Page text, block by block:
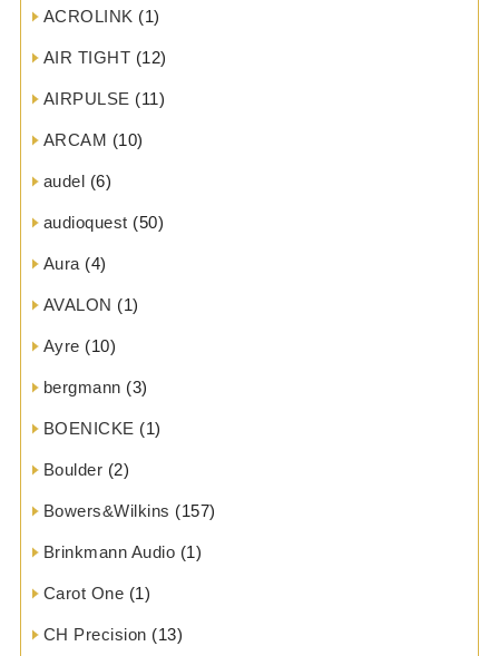
ACROLINK (1)
AIR TIGHT (12)
AIRPULSE (11)
ARCAM (10)
audel (6)
audioquest (50)
Aura (4)
AVALON (1)
Ayre (10)
bergmann (3)
BOENICKE (1)
Boulder (2)
Bowers&Wilkins (157)
Brinkmann Audio (1)
Carot One (1)
CH Precision (13)